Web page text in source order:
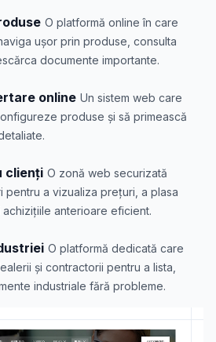
O platformă online în care
ușor prin produse, consulta
documente importante.
online Un sistem web care
produse și să primească
clienți O zonă web securizată
a vizualiza prețuri, a plasa
achizițiile anterioare eficient.
O platformă dedicată care
și contractorii pentru a lista,
industriale fără probleme.